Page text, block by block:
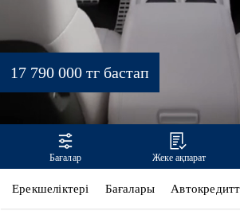
SANTA FE
17 790 000 тг бастап
Бағалар Жеке ақпарат
Ерекшеліктері Бағалары